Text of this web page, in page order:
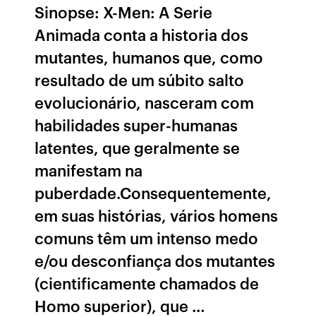
Sinopse: X-Men: A Serie
Animada conta a historia dos
mutantes, humanos que, como
resultado de um súbito salto
evolucionário, nasceram com
habilidades super-humanas
latentes, que geralmente se
manifestam na
puberdade.Consequentemente,
em suas histórias, vários homens
comuns têm um intenso medo
e/ou desconfiança dos mutantes
(cientificamente chamados de
Homo superior), que …